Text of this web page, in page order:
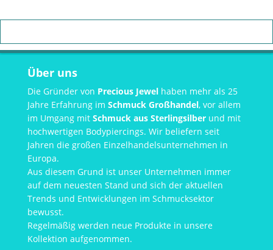
Über uns
Die Gründer von Precious Jewel haben mehr als 25
Jahre Erfahrung im Schmuck Großhandel, vor allem
im Umgang mit Schmuck aus Sterlingsilber und mit
hochwertigen Bodypiercings. Wir beliefern seit
Jahren die großen Einzelhandelsunternehmen in
Europa.
Aus diesem Grund ist unser Unternehmen immer
auf dem neuesten Stand und sich der aktuellen
Trends und Entwicklungen im Schmucksektor
bewusst.
Regelmäßig werden neue Produkte in unsere
Kollektion aufgenommen.